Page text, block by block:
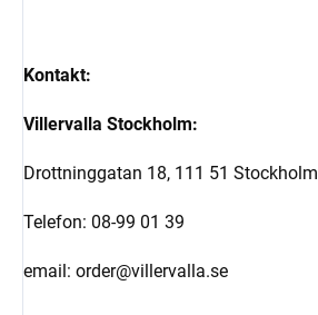
Kontakt:
Villervalla Stockholm:
Drottninggatan 18, 111 51 Stockholm
Telefon: 08-99 01 39
email: order@villervalla.se